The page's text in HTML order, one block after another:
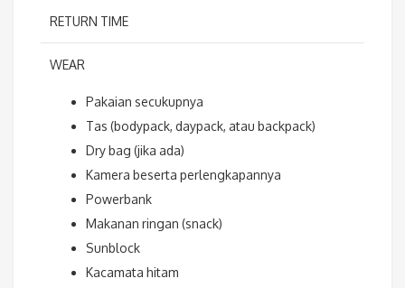
RETURN TIME
WEAR
Pakaian secukupnya
Tas (bodypack, daypack, atau backpack)
Dry bag (jika ada)
Kamera beserta perlengkapannya
Powerbank
Makanan ringan (snack)
Sunblock
Kacamata hitam